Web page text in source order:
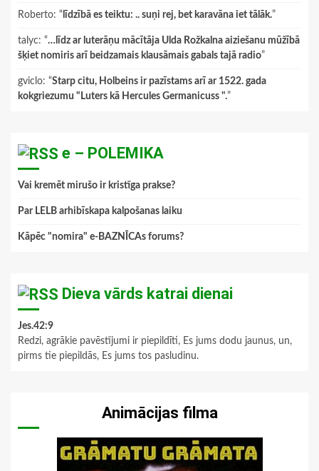
Roberto: “ līdzībā es teiktu: .. suņi rej, bet karavāna iet tālāk.”
talyc: “…līdz ar luterāņu mācītāja Ulda Rožkalna aiziešanu mūžībā
šķiet nomiris arī beidzamais klausāmais gabals tajā radio”
gviclo: “Starp citu, Holbeins ir pazīstams arī ar 1522. gada
kokgriezumu "Luters kā Hercules Germanicuss ".”
e – POLEMIKA
Vai kremēt mirušo ir kristīga prakse?
Par LELB arhibīskapa kalpošanas laiku
Kāpēc "nomira" e-BAZNĪCAs forums?
Dieva vārds katrai dienai
Jes.42:9
Redzi, agrākie pavēstījumi ir piepildīti, Es jums dodu jaunus, un,
pirms tie piepildās, Es jums tos pasludinu.
Animācijas filma